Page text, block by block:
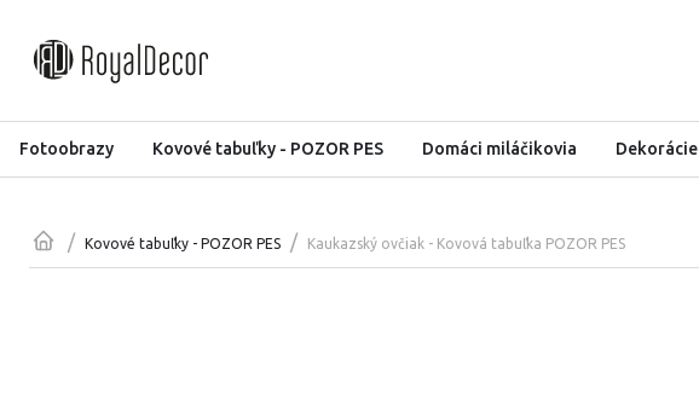
Fotoobrazy Kovové tabuľky - POZOR PES Domáci miláčikovia Dekorácie
/ Kovové tabuľky - POZOR PES / Kaukazský ovčiak - Kovová tabuľka POZOR PES